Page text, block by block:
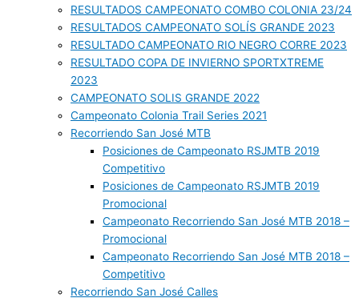
RESULTADOS CAMPEONATO COMBO COLONIA 23/24
RESULTADOS CAMPEONATO SOLÍS GRANDE 2023
RESULTADO CAMPEONATO RIO NEGRO CORRE 2023
RESULTADO COPA DE INVIERNO SPORTXTREME
2023
CAMPEONATO SOLIS GRANDE 2022
Campeonato Colonia Trail Series 2021
Recorriendo San José MTB
Posiciones de Campeonato RSJMTB 2019
Competitivo
Posiciones de Campeonato RSJMTB 2019
Promocional
Campeonato Recorriendo San José MTB 2018 –
Promocional
Campeonato Recorriendo San José MTB 2018 –
Competitivo
Recorriendo San José Calles